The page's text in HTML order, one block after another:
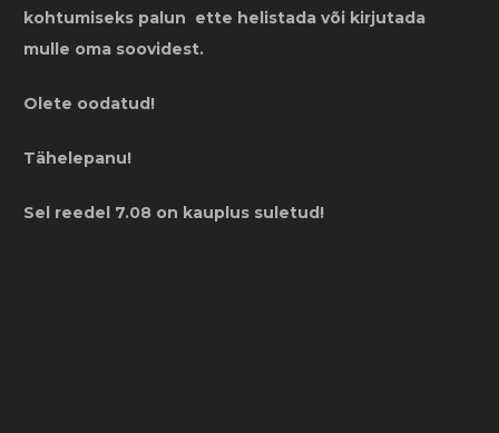
kohtumiseks palun ette helistada või kirjutada
mulle oma soovidest.
Olete oodatud!
Tähelepanu!
Sel reedel 7.08 on kauplus suletud!